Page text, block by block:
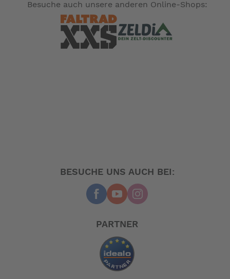
Besuche auch unsere anderen Online-Shops:
BESUCHE UNS AUCH BEI:
PARTNER